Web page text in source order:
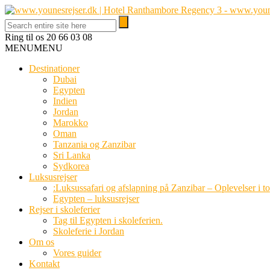
Ring til os 20 66 03 08
MENUMENU
Destinationer
Dubai
Egypten
Indien
Jordan
Marokko
Oman
Tanzania og Zanzibar
Sri Lanka
Sydkorea
Luksusrejser
:Luksussafari og afslapning på Zanzibar – Oplevelser i
Egypten – luksusrejser
Rejser i skoleferier
Tag til Egypten i skoleferien.
Skoleferie i Jordan
Om os
Vores guider
Kontakt